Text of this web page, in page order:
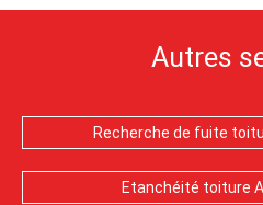
Autres
Recherche de fuite
Etanchéité toiture